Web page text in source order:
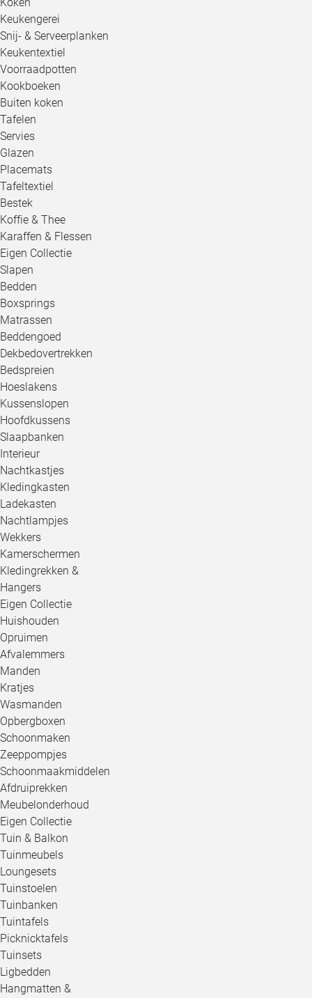
Keukengerei
Snij- & Serveerplanken
Keukentextiel
Voorraadpotten
Kookboeken
Buiten koken
Tafelen
Servies
Glazen
Placemats
Tafeltextiel
Bestek
Koffie & Thee
Karaffen & Flessen
Eigen Collectie
Slapen
Bedden
Boxsprings
Matrassen
Beddengoed
Dekbedovertrekken
Bedspreien
Hoeslakens
Kussenslopen
Hoofdkussens
Slaapbanken
Interieur
Nachtkastjes
Kledingkasten
Ladekasten
Nachtlampjes
Wekkers
Kamerschermen
Kledingrekken &
Hangers
Eigen Collectie
Huishouden
Opruimen
Afvalemmers
Manden
Kratjes
Wasmanden
Opbergboxen
Schoonmaken
Zeeppompjes
Schoonmaakmiddelen
Afdruiprekken
Meubelonderhoud
Eigen Collectie
Tuin & Balkon
Tuinmeubels
Loungesets
Tuinstoelen
Tuinbanken
Tuintafels
Picknicktafels
Tuinsets
Ligbedden
Hangmatten &